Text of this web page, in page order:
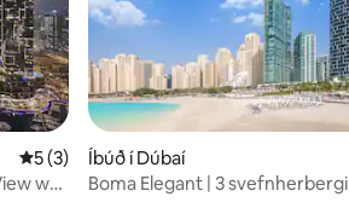
5 af 5 í meðaleinkunn, 3 umsagnir
5 (3)
w/
Íbúð í Dúbaí
Boma Elegant | 3